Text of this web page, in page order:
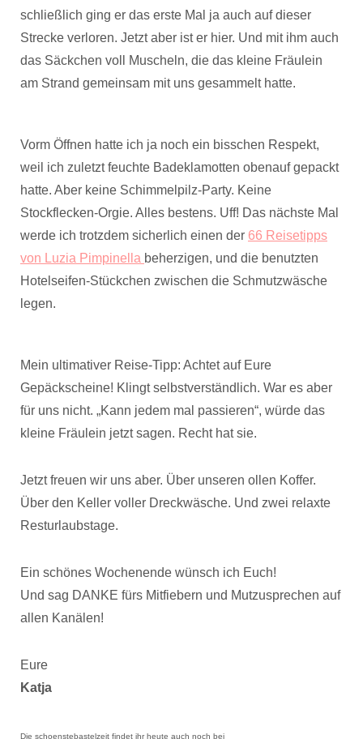
schließlich ging er das erste Mal ja auch auf dieser
Strecke verloren. Jetzt aber ist er hier. Und mit ihm auch
das Säckchen voll Muscheln, die das kleine Fräulein
am Strand gemeinsam mit uns gesammelt hatte.
Vorm Öffnen hatte ich ja noch ein bisschen Respekt,
weil ich zuletzt feuchte Badeklamotten obenauf gepackt
hatte. Aber keine Schimmelpilz-Party. Keine
Stockflecken-Orgie. Alles bestens. Uff! Das nächste Mal
werde ich trotzdem sicherlich einen der 66 Reisetipps
von Luzia Pimpinella beherzigen, und die benutzten
Hotelseifen-Stückchen zwischen die Schmutzwäsche
legen.
Mein ultimativer Reise-Tipp: Achtet auf Eure
Gepäckscheine! Klingt selbstverständlich. War es aber
für uns nicht. „Kann jedem mal passieren“, würde das
kleine Fräulein jetzt sagen. Recht hat sie.
Jetzt freuen wir uns aber. Über unseren ollen Koffer.
Über den Keller voller Dreckwäsche. Und zwei relaxte
Resturlaubstage.
Ein schönes Wochenende wünsch ich Euch!
Und sag DANKE fürs Mitfiebern und Mutzusprechen auf
allen Kanälen!
Eure
Katja
Die schoenstebastelzeit findet ihr heute auch noch bei